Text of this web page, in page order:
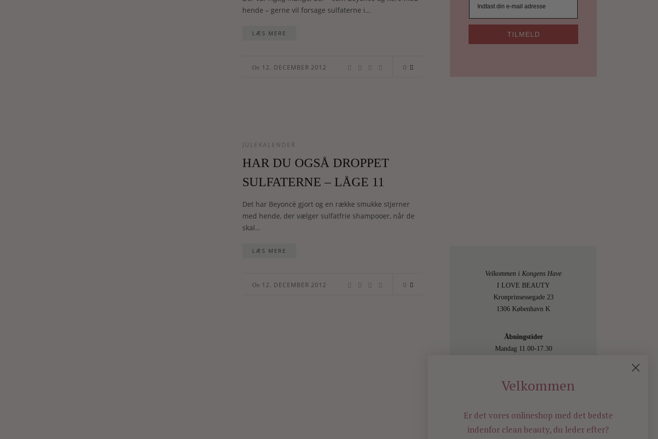
hende – gerne vil forsage sulfaterne i…
LÆS MERE
On 12. DECEMBER 2012 0
JULEKALENDER
HAR DU OGSÅ DROPPET
SULFATERNE – LÅGE 11
Det har Beyoncé gjort og en række smukke stjerner
med hende, der vælger sulfatfrie shampooer, når de
skal…
LÆS MERE
On 12. DECEMBER 2012 0
TILMELD
Velkommen i Kongens Have
I LOVE BEAUTY
Kronprinsessegade 23
1306 København K
Åbningstider
Mandag 11.00-17.30
Torsdag 11.00-17.30
Besøg os også online på
shop.ilovebeauty.dk
Velkommen
Er det vores onlineshop med det bedste
indenfor clean beauty, du leder efter?